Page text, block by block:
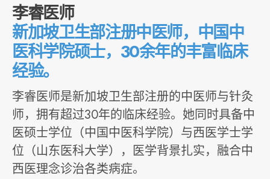
李睿医师
新加坡卫生部注册中医师，中国中
医科学院硕士，30余年的丰富临床
经验。
李睿医师是新加坡卫生部注册的中医师与针灸
师，拥有超过30年的临床经验。她同时具备中
医硕士学位（中国中医科学院）与西医学士学
位（山东医科大学），医学背景扎实，融合中
西医理念诊治各类病症。